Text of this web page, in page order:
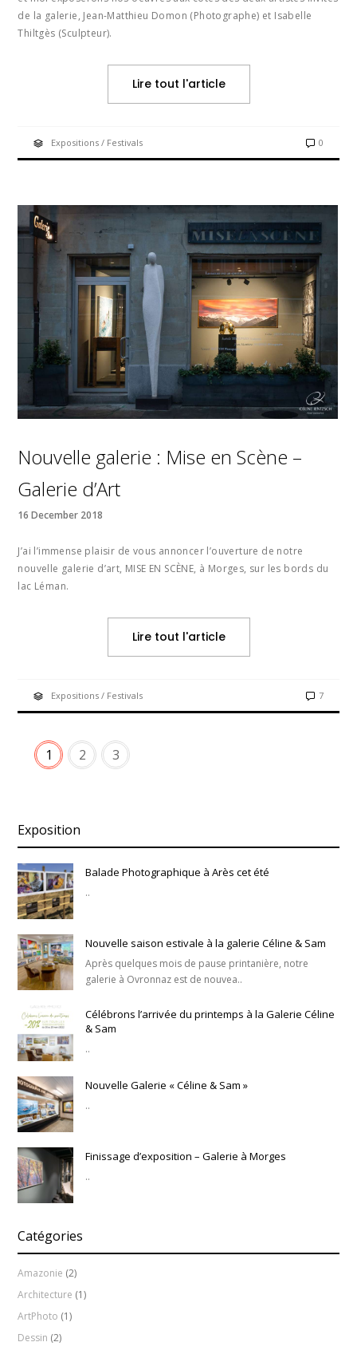
de la galerie, Jean-Matthieu Domon (Photographe) et Isabelle
Thiltgès (Sculpteur).
Lire tout l'article
Expositions / Festivals 0
Nouvelle galerie : Mise en Scène –
Galerie d’Art
16 December 2018
J’ai l’immense plaisir de vous annoncer l’ouverture de notre
nouvelle galerie d’art, MISE EN SCÈNE, à Morges, sur les bords du
lac Léman.
Lire tout l'article
Expositions / Festivals 7
1 2 3
Exposition
Balade Photographique à Arès cet été
..
Nouvelle saison estivale à la galerie Céline & Sam
Après quelques mois de pause printanière, notre
galerie à Ovronnaz est de nouvea..
Célébrons l’arrivée du printemps à la Galerie Céline
& Sam
..
Nouvelle Galerie « Céline & Sam »
..
Finissage d’exposition – Galerie à Morges
..
Catégories
Amazonie (2)
Architecture (1)
ArtPhoto (1)
Dessin (2)